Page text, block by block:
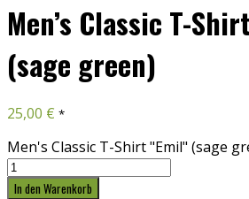
Men’s Classic T-
(sage green)
25,00 € *
Men's Classic T-Shirt "Emil" (sage
In den Warenkorb